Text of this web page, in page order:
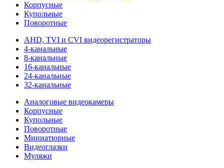
Корпусные
Купольные
Поворотные
AHD, TVI и CVI видеорегистраторы
4-канальные
8-канальные
16-канальные
24-канальные
32-канальные
Аналоговые видеокамеры
Корпусные
Купольные
Поворотные
Миниатюрные
Видеоглазки
Муляжи